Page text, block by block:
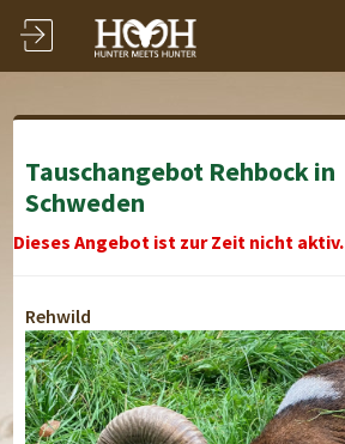
Tauschangebot Rehbock in
Schweden
Dieses Angebot ist zur Zeit nicht aktiv.
Rehwild